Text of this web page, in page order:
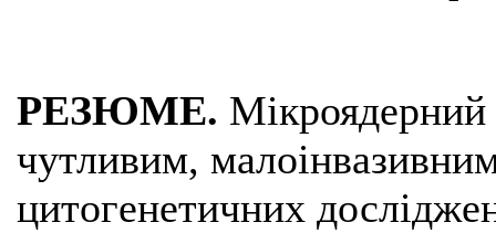
РЕЗЮМЕ. Мікроядерний
чутливим,
цитогенетичних